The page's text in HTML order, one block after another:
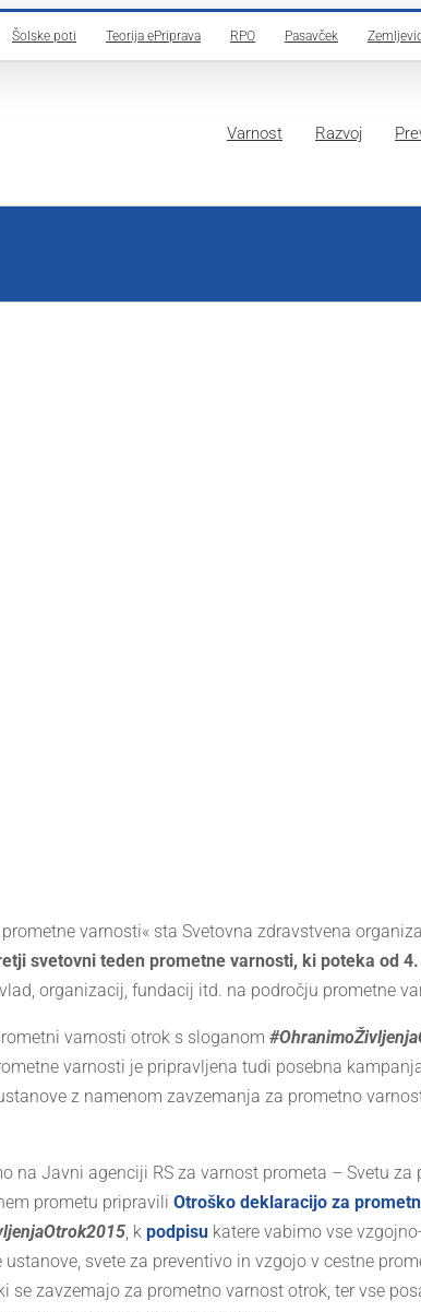
Šolske poti Teorija ePriprava RPO Pasavček
Varnost Razvoj
varnosti« sta Svetovna zdravstvena
svetovni teden prometne varnosti, ki poteka od
organizacij, fundacij itd. na področju prometne
varnosti otrok s sloganom #OhranimoŽivljenja
varnosti je pripravljena tudi posebna
z namenom zavzemanja za prometno
na Javni agenciji RS za varnost prometa – Svetu za
prometu pripravili Otroško deklaracijo za
Otrok2015, k podpisu katere vabimo vse vzgojno-
ustanove, svete za preventivo in vzgojo v cestne
se zavzemajo za prometno varnost otrok, ter vse